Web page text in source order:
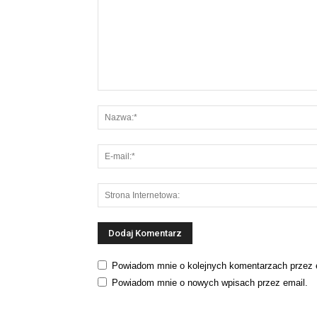
Powiadom mnie o kolejnych komentarzach przez
Powiadom mnie o nowych wpisach przez email.